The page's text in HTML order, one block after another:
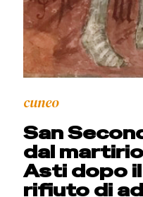
cuneo
San
dal
Asti dopo
rifiuto di